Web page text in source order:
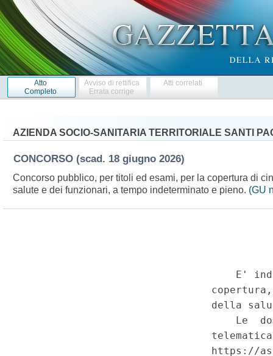
Atto
Completo
Avviso di rettifica
Errata corrige
Atti correlati
AZIENDA SOCIO-SANITARIA TERRITORIALE SANTI
CONCORSO (scad. 18 giugno 2026)
Concorso pubblico, per titoli ed esami, per la copertura di
salute e dei funzionari, a tempo indeterminato e pieno. (GU